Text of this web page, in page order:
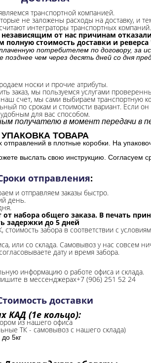
транспортной компанией.
не заложены расходы на доставку, и
интеграторы транспортных компаний.
от нас причинам
стоимость доставки и реверса
потребителем по договору, за
чем через десять дней со дня
носки и прочие атрибуты.
заказ, мы пользуемся услугами
наш счет, мы сами выбираем транспортную
по срокам и стоимости вариант. Если он
удобным для вас способом.
получателю в момент передачи в
УПАКОВКА ТОВАРА
отправлений в плотные коробки. На
выслать свою инструкцию. Согласуем
отправления:
и отправляем заказы быстро.
день.
набора общего заказа. В печать
задержки до 5 дней
забора в соответствии с
или со склада. Самовывоз у нас совсем
дату и время забора.
информацию о работе офиса и склада.
в мессенджерах+7 (906) 251 52 24
доставки
КАД (1е кольцо):
из нашего офиса
ТК - самовывоз с нашего склада)
5кг